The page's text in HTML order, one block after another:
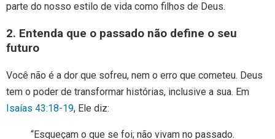
parte do nosso estilo de vida como filhos de Deus.
2. Entenda que o passado não define o seu
futuro
Você não é a dor que sofreu, nem o erro que cometeu. Deus
tem o poder de transformar histórias, inclusive a sua. Em
Isaías 43:18-19, Ele diz:
“Esqueçam o que se foi; não vivam no passado.